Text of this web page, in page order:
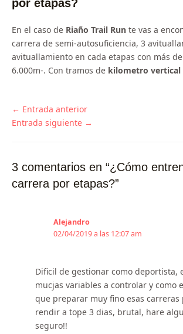
por etapas?
En el caso de Riaño Trail Run te vas a
carrera de semi-autosuficiencia, 3
avituallamiento en cada etapas con más
6.000m-. Con tramos de kilometro vertical
← Entrada anterior
Entrada siguiente →
3 comentarios en “¿Cómo
carrera por etapas?”
Alejandro
02/04/2019 a las 12:07 am
Dificil de gestionar como deportista,
mucjas variables a controlar y como
que preparar muy fino esas
rendir a tope 3 dias, brutal, hare
seguro!!